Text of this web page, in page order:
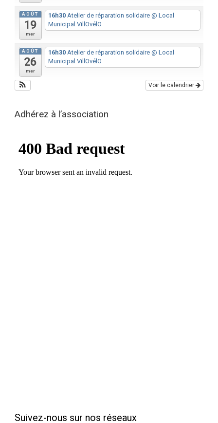
AOÛT
19
mer
16h30 Atelier de réparation solidaire @ Local
Municipal VillOvélO
AOÛT
26
mer
16h30 Atelier de réparation solidaire @ Local
Municipal VillOvélO
Voir le calendrier
Adhérez à l’association
Suivez-nous sur nos réseaux